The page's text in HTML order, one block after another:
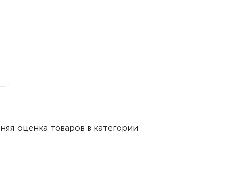
оценка товаров в категории